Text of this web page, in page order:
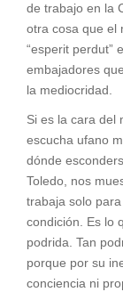
de trabajo en la
otra cosa que el
“esperit perdut”
embajadores
la mediocridad.
Si es la cara del
escucha ufano
dónde
Toledo, nos
trabaja solo
condición. Es lo
podrida. Tan
porque por su
conciencia ni